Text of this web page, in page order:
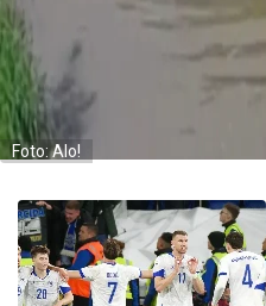
Foto: Alo!